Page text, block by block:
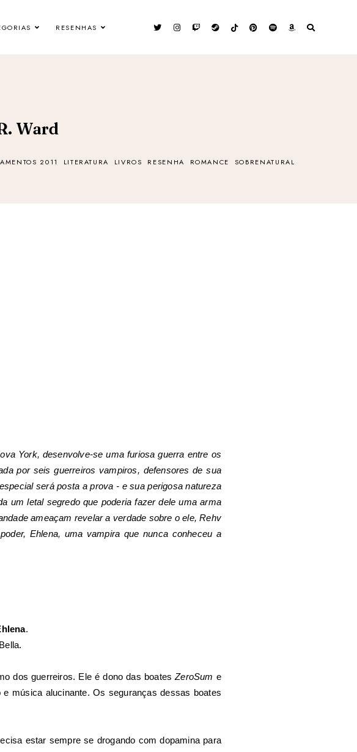
RESENHAS
Ward
2011 LITERATURA LIVROS RESENHA ROMANCE SOBRENATURAL
York, desenvolve-se uma furiosa guerra entre os
por seis guerreiros vampiros, defensores de sua
será posta a prova - e sua perigosa natureza
um letal segredo que poderia fazer dele uma arma
ameaçam revelar a verdade sobre o ele, Rehv
Ehlena, uma vampira que nunca conheceu a
.
dos guerreiros. Ele é dono das boatesZeroSum e
música alucinante. Os seguranças dessas boates
estar sempre se drogando com dopamina para